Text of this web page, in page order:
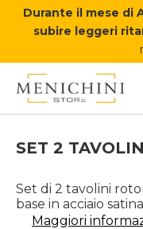
Durante il mese di
subire leggeri
SET 2
Set di 2 tavolini
base in acciaio
Maggiori